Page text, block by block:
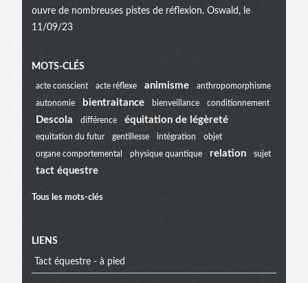
ouvre de nombreuses pistes de réflexion. Oswald, le
11/09/23
Menu
extra
MOTS-CLÉS
acte conscient acte réflexe animisme anthropomorphisme
autonomie bientraitance bienveillance conditionnement
Descola différence équitation de légèreté
equitation du futur gentillesse intégration objet
organe comportemental physique quantique relation sujet
tact équestre
Tous les mots-clés
LIENS
Tact équestre - à pied